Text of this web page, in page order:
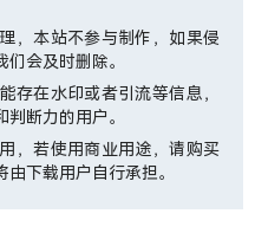
，本站不参与制作，如果侵
会及时删除。
存在水印或者引流等信息，
断力的用户。
，若使用商业用途，请购买
下载用户自行承担。